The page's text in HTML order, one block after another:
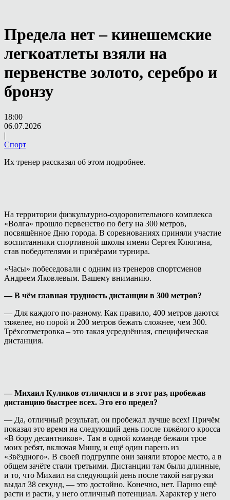
Предела нет – кинешемские
легкоатлеты взяли на
первенстве золото, серебро и
бронзу
18:00
06.07.2026
|
Спорт
Их тренер рассказал об этом подробнее.
На территории физкультурно-оздоровительного комплекса
«Волга» прошло первенство по бегу на 300 метров,
посвящённое Дню города. В соревнованиях приняли участие
воспитанники спортивной школы имени Сергея Клюгина,
став победителями и призёрами турнира.
«Часы» побеседовали с одним из тренеров спортсменов
Андреем Яковлевым. Вашему вниманию.
— В чём главная трудность дистанции в 300 метров?
— Для каждого по-разному. Как правило, 400 метров даются
тяжелее, но порой и 200 метров бежать сложнее, чем 300.
Трёхсотметровка – это такая усреднённая, специфическая
дистанция.
— Михаил Куликов отличился и в этот раз, пробежав
дистанцию быстрее всех. Это его предел?
— Да, отличный результат, он пробежал лучше всех! Причём
показал это время на следующий день после тяжёлого кросса
«В бору десантников». Там в одной команде бежали трое
моих ребят, включая Мишу, и ещё один парень из
«Звёздного». В своей подгруппе они заняли второе место, а в
общем зачёте стали третьими. Дистанции там были длинные,
и то, что Михаил на следующий день после такой нагрузки
выдал 38 секунд, — это достойно. Конечно, нет. Парню ещё
расти и расти, у него отличный потенциал. Характер у него